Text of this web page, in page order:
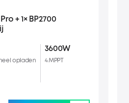
+ 1× BP2700
opladen
3600W
4 MPPT